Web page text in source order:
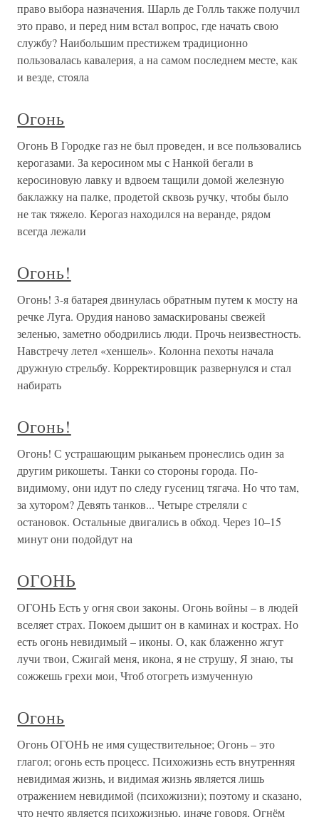
право выбора назначения. Шарль де Голль также получил
это право, и перед ним встал вопрос, где начать свою
службу? Наибольшим престижем традиционно
пользовалась кавалерия, а на самом последнем месте, как
и везде, стояла
Огонь
Огонь В Городке газ не был проведен, и все пользовались
керогазами. За керосином мы с Нанкой бегали в
керосиновую лавку и вдвоем тащили домой железную
баклажку на палке, продетой сквозь ручку, чтобы было
не так тяжело. Керогаз находился на веранде, рядом
всегда лежали
Огонь!
Огонь! 3-я батарея двинулась обратным путем к мосту на
речке Луга. Орудия наново замаскированы свежей
зеленью, заметно ободрились люди. Прочь неизвестность.
Навстречу летел «хеншель». Колонна пехоты начала
дружную стрельбу. Корректировщик развернулся и стал
набирать
Огонь!
Огонь! С устрашающим рыканьем пронеслись один за
другим рикошеты. Танки со стороны города. По-
видимому, они идут по следу гусениц тягача. Но что там,
за хутором? Девять танков... Четыре стреляли с
остановок. Остальные двигались в обход. Через 10–15
минут они подойдут на
ОГОНЬ
ОГОНЬ Есть у огня свои законы. Огонь войны – в людей
вселяет страх. Покоем дышит он в каминах и кострах. Но
есть огонь невидимый – иконы. О, как блаженно жгут
лучи твои, Сжигай меня, икона, я не струшу, Я знаю, ты
сожжешь грехи мои, Чтоб отогреть измученную
Огонь
Огонь ОГОНЬ не имя существительное; Огонь – это
глагол; огонь есть процесс. Психожизнь есть внутренняя
невидимая жизнь, и видимая жизнь является лишь
отражением невидимой (психожизни); поэтому и сказано,
что нечто является психожизнью, иначе говоря, Огнём